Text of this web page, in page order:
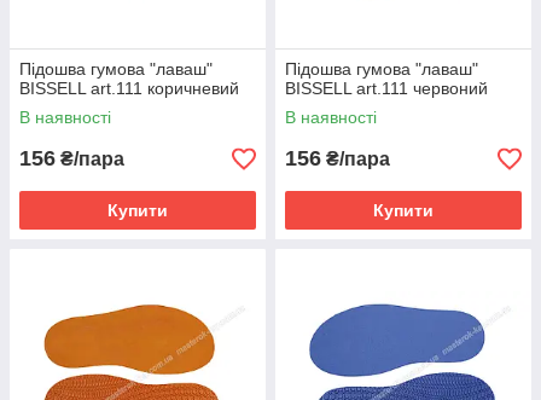
Підошва гумова "лаваш"
BISSELL art.111 коричневий
В наявності
156 ₴/пара
Купити
Підошва гумова "лаваш"
BISSELL art.111 червоний
В наявності
156 ₴/пара
Купити